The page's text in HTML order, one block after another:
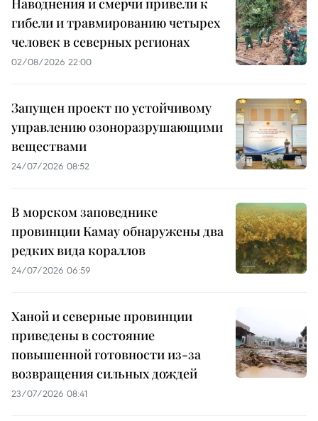
Наводнения и смерчи привели к
гибели и травмированию четырех
человек в северных регионах
02/08/2026 22:00
Запущен проект по устойчивому
управлению озоноразрушающими
веществами
24/07/2026 08:52
В морском заповеднике
провинции Камау обнаружены два
редких вида кораллов
24/07/2026 06:59
Ханой и северные провинции
приведены в состояние
повышенной готовности из-за
возвращения сильных дождей
23/07/2026 08:41